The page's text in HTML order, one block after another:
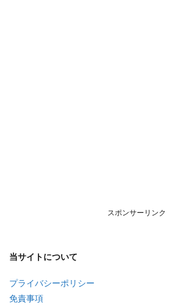
スポンサーリンク
当サイトについて
プライバシーポリシー
免責事項